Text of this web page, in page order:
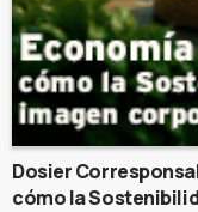
Dosier
cómo la